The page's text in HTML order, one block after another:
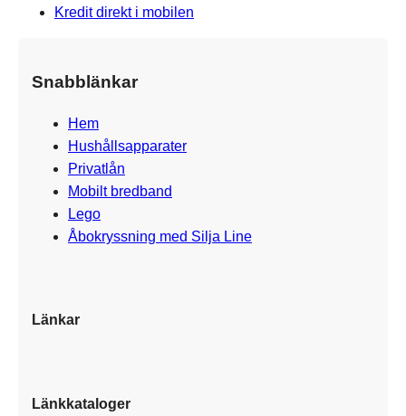
Kredit direkt i mobilen
Snabblänkar
Hem
Hushållsapparater
Privatlån
Mobilt bredband
Lego
Åbokryssning med Silja Line
Länkar
Länkkataloger